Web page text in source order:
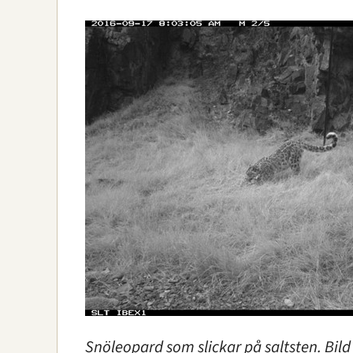
Snöleopard som slickar på saltsten.